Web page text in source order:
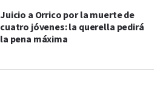
Juicio a Orrico por la muerte de
cuatro jóvenes: la querella pedirá
la pena máxima